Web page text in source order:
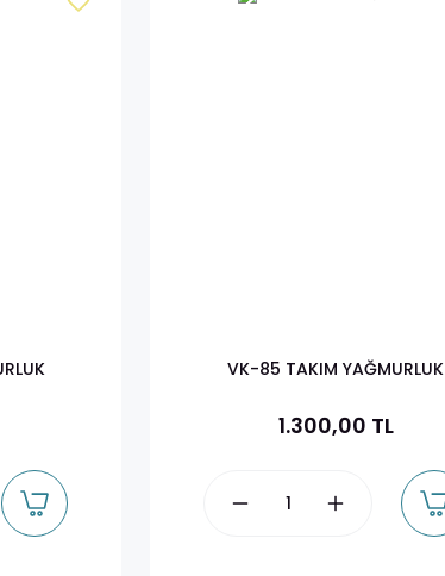
VK-85 TAKIM YAĞMURLUK
1.300,00 TL